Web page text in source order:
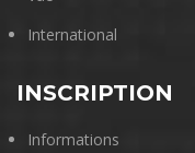
International
INSCRIPTION
Informations